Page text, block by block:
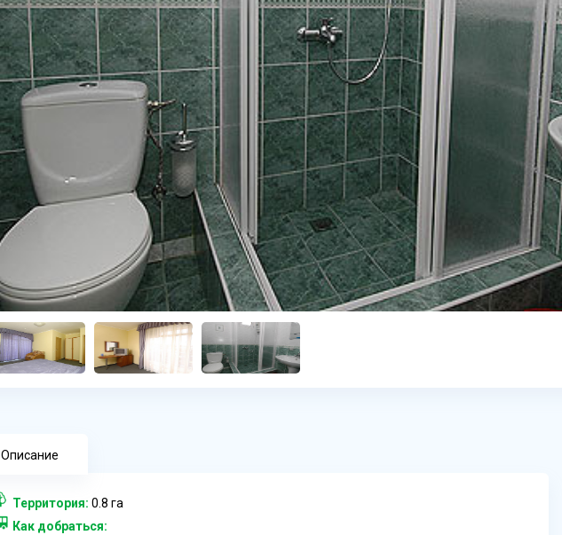
Описание
Территория: 0.8 га
Как добраться: